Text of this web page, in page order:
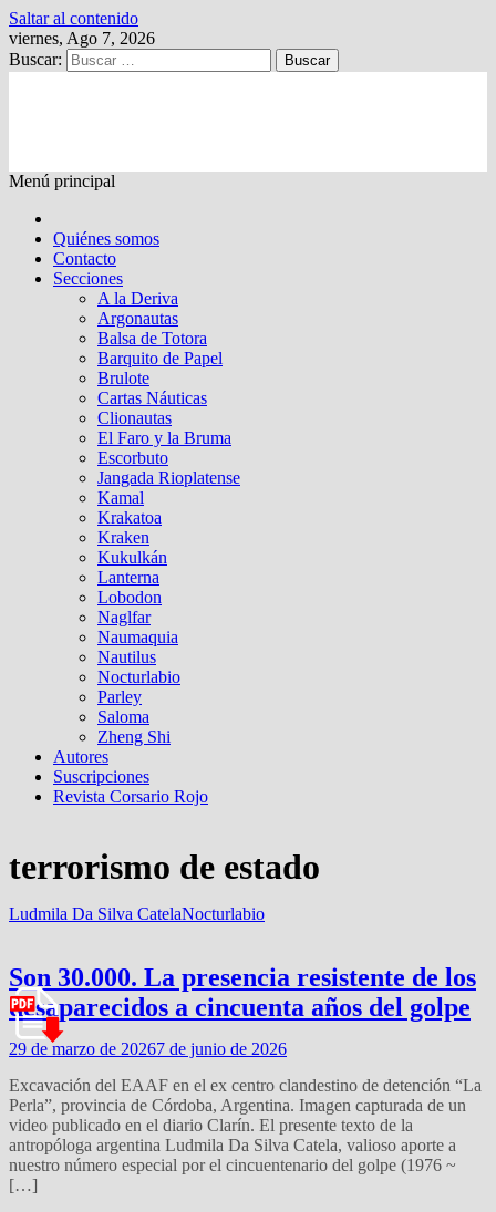
Saltar al contenido
viernes, Ago 7, 2026
Buscar:
Menú principal
Quiénes somos
Contacto
Secciones
A la Deriva
Argonautas
Balsa de Totora
Barquito de Papel
Brulote
Cartas Náuticas
Clionautas
El Faro y la Bruma
Escorbuto
Jangada Rioplatense
Kamal
Krakatoa
Kraken
Kukulkán
Lanterna
Lobodon
Naglfar
Naumaquia
Nautilus
Nocturlabio
Parley
Saloma
Zheng Shi
Autores
Suscripciones
Revista Corsario Rojo
terrorismo de estado
Ludmila Da Silva CatelaNocturlabio
Son 30.000. La presencia resistente de los
desaparecidos a cincuenta años del golpe
29 de marzo de 20267 de junio de 2026
Excavación del EAAF en el ex centro clandestino de detención “La
Perla”, provincia de Córdoba, Argentina. Imagen capturada de un
video publicado en el diario Clarín. El presente texto de la
antropóloga argentina Ludmila Da Silva Catela, valioso aporte a
nuestro número especial por el cincuentenario del golpe (1976 ~
[…]